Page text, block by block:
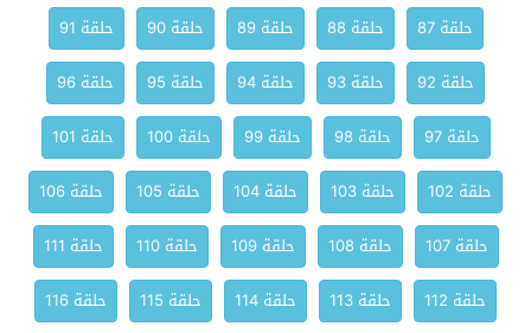
حلقة 87
حلقة 88 حلقة 89 حلقة 90
حلقة 91
حلقة 92
حلقة 93 حلقة 94 حلقة 95
حلقة 96
حلقة 97
حلقة 98 حلقة 99 حلقة 100
حلقة 101
حلقة 102
حلقة 103 حلقة 104 حلقة 105
حلقة 106
حلقة 107
حلقة 108 حلقة 109 حلقة 110
حلقة 111
حلقة 112
حلقة 113 حلقة 114 حلقة 115
حلقة 116